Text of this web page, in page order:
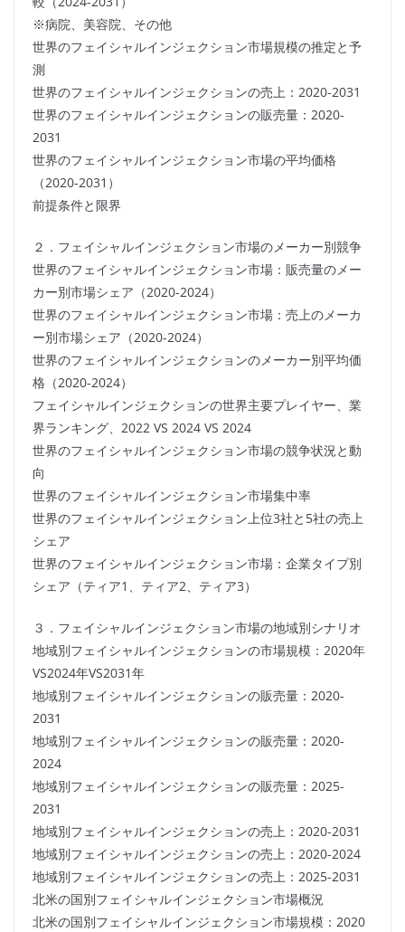
※病院、美容院、その他
世界のフェイシャルインジェクション市場規模の推定と予
測
世界のフェイシャルインジェクションの売上：2020-2031
世界のフェイシャルインジェクションの販売量：2020-
2031
世界のフェイシャルインジェクション市場の平均価格
（2020-2031）
前提条件と限界
２．フェイシャルインジェクション市場のメーカー別競争
世界のフェイシャルインジェクション市場：販売量のメー
カー別市場シェア（2020-2024）
世界のフェイシャルインジェクション市場：売上のメーカ
ー別市場シェア（2020-2024）
世界のフェイシャルインジェクションのメーカー別平均価
格（2020-2024）
フェイシャルインジェクションの世界主要プレイヤー、業
界ランキング、2022 VS 2024 VS 2024
世界のフェイシャルインジェクション市場の競争状況と動
向
世界のフェイシャルインジェクション市場集中率
世界のフェイシャルインジェクション上位3社と5社の売上
シェア
世界のフェイシャルインジェクション市場：企業タイプ別
シェア（ティア1、ティア2、ティア3）
３．フェイシャルインジェクション市場の地域別シナリオ
地域別フェイシャルインジェクションの市場規模：2020年
VS2024年VS2031年
地域別フェイシャルインジェクションの販売量：2020-
2031
地域別フェイシャルインジェクションの販売量：2020-
2024
地域別フェイシャルインジェクションの販売量：2025-
2031
地域別フェイシャルインジェクションの売上：2020-2031
地域別フェイシャルインジェクションの売上：2020-2024
地域別フェイシャルインジェクションの売上：2025-2031
北米の国別フェイシャルインジェクション市場概況
北米の国別フェイシャルインジェクション市場規模：2020